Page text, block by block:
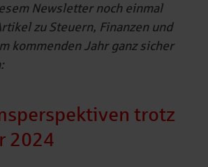
Newsletter noch einmal
zu Steuern, Finanzen und
kommenden Jahr ganz sicher
trotz
2024